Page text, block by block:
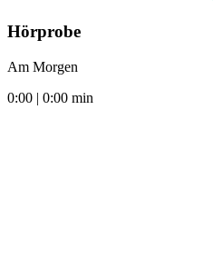
Hörprobe
Am Morgen
0:00 | 0:00 min